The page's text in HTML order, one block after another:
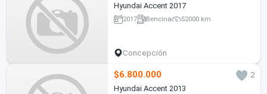
Hyundai Accent 2017
2017 Bencina 52000 km
Concepción
$6.800.000
2
Hyundai Accent 2013